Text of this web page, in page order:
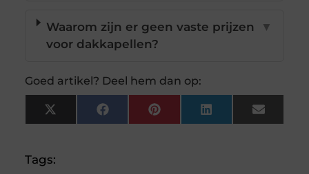
Waarom zijn er geen vaste prijzen
voor dakkapellen?
▼
Goed artikel? Deel hem dan op:
X
(Twitter)
FacebookPinterestLinkedInEmail
Tags: